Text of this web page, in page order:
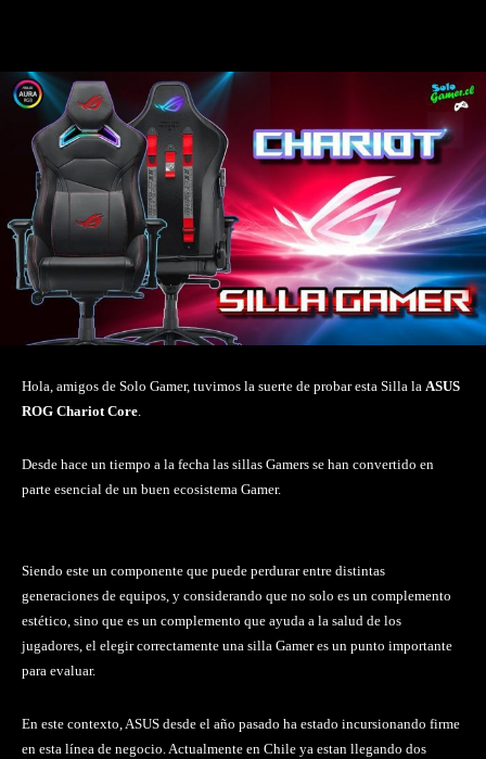
Hola, amigos de Solo Gamer, tuvimos la suerte de probar esta Silla la ASUS
ROG Chariot Core.
Desde hace un tiempo a la fecha las sillas Gamers se han convertido en
parte esencial de un buen ecosistema Gamer.
Siendo este un componente que puede perdurar entre distintas
generaciones de equipos, y considerando que no solo es un complemento
estético, sino que es un complemento que ayuda a la salud de los
jugadores, el elegir correctamente una silla Gamer es un punto importante
para evaluar.
En este contexto, ASUS desde el año pasado ha estado incursionando firme
en esta línea de negocio. Actualmente en Chile ya estan llegando dos